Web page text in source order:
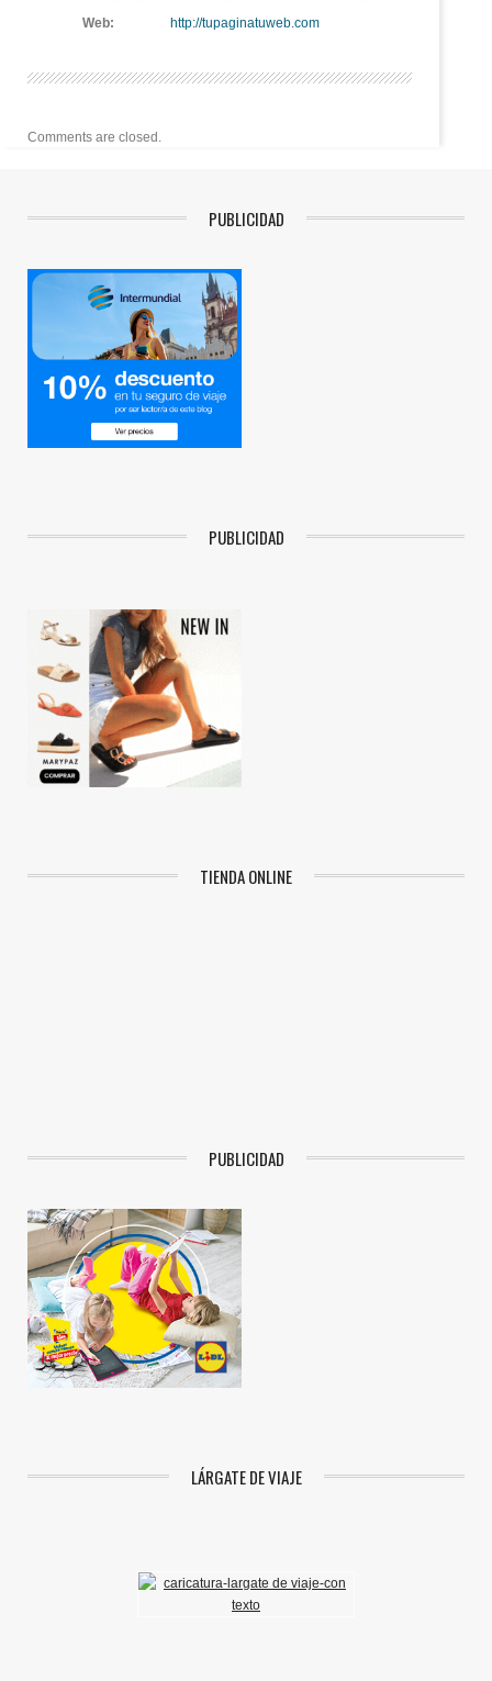
Web: http://tupaginatuweb.com
Comments are closed.
PUBLICIDAD
PUBLICIDAD
TIENDA ONLINE
PUBLICIDAD
LÁRGATE DE VIAJE